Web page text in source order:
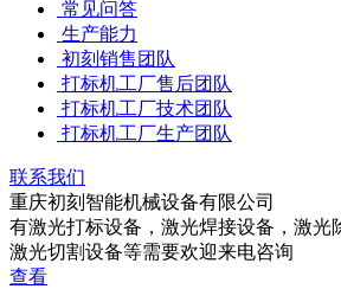
常见问答
生产能力
初刻销售团队
打标机工厂售后团队
打标机工厂技术团队
打标机工厂生产团队
联系我们
重庆初刻智能机械设备有限公司
有激光打标设备，激光焊接设备，激光
激光切割设备等需要欢迎来电咨询
查看